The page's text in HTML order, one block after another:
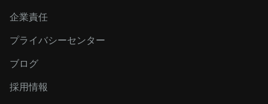
企業責任
プライバシーセンター
ブログ
採用情報